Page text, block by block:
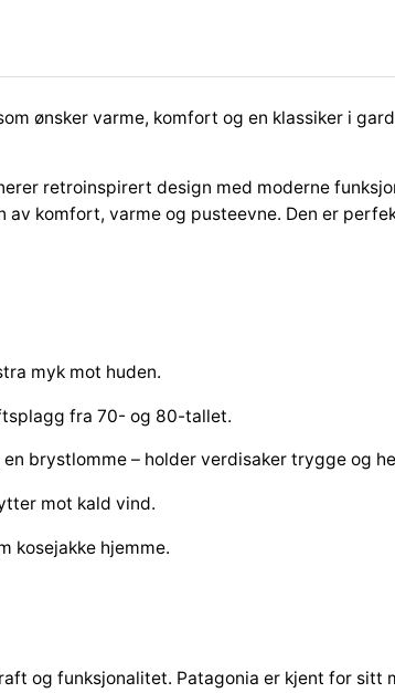
k
a
m
a
t
a
l
ønsker varme, komfort og en klassiker i
retroinspirert design med moderne
komfort, varme og pusteevne. Den er
myk mot huden.
fra 70- og 80-tallet.
brystlomme – holder verdisaker trygge og
mot kald vind.
kosejakke hjemme.
og funksjonalitet. Patagonia er kjent for sitt